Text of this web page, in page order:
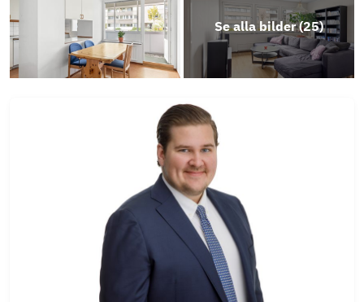
Se alla bilder (25)